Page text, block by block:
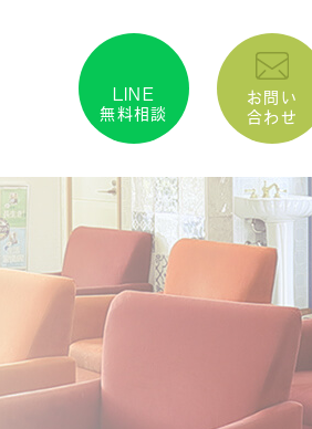
LINE
無料相談
お問い
合わせ